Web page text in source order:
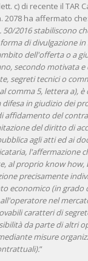
c) di recente il TAR
2078 ha affermato
50/2016 stabiliscono
di divulgazione in
dell'offerta o a
secondo motivata
segreti tecnici o
comma 5, lettera a),
in giudizio dei
affidamento del
del diritto di
agli atti ed ai
l'affermazione
al proprio know how,
precisamente
economico (in grado
nel
caratteri di
da parte di altri
misure
”